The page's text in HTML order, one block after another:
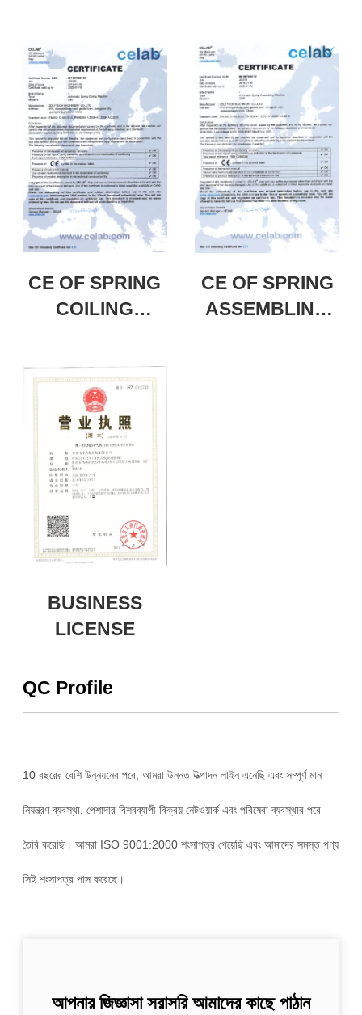
CE OF SPRING
COILING
CE OF SPRING
ASSEMBLING
BUSINESS
LICENSE
QC Profile
10 বছরের বেশি উন্নয়নের পরে, আমরা উন্নত উত্পাদন লাইন এনেছি এবং সম্পূর্ণ মান
নিয়ন্ত্রণ ব্যবস্থা, পেশাদার বিশ্বব্যাপী বিক্রয় নেটওয়ার্ক এবং পরিষেবা ব্যবস্থার পরে
তৈরি করেছি। আমরা ISO 9001:2000 শংসাপত্র পেয়েছি এবং আমাদের সমস্ত পণ্য
সিই শংসাপত্র পাস করেছে।
আপনার জিজ্ঞাসা সরাসরি আমাদের কাছে পাঠান